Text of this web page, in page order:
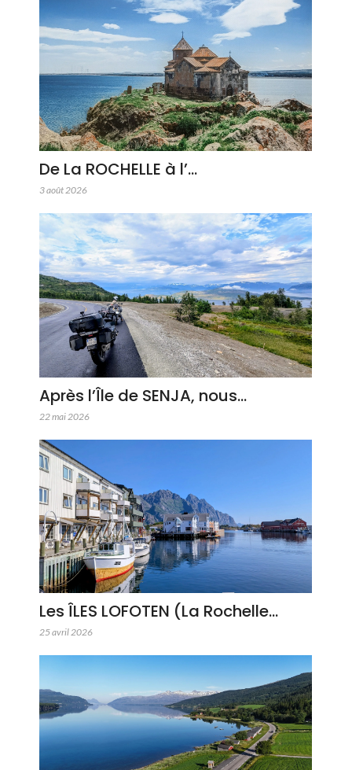
De La ROCHELLE à l’…
3 août 2026
Après l’Île de SENJA, nous…
22 mai 2026
Les ÎLES LOFOTEN (La Rochelle…
25 avril 2026